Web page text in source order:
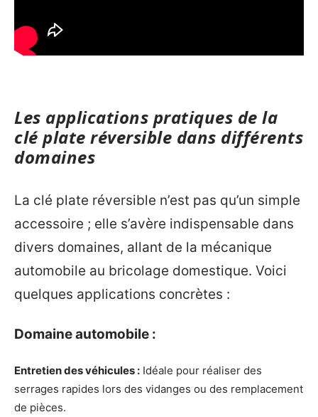
Les applications pratiques de la
clé plate réversible dans différents
domaines
La clé plate réversible n’est pas qu’un simple
accessoire ; elle s’avère indispensable dans
divers domaines, allant de la mécanique
automobile au bricolage domestique. Voici
quelques applications concrètes :
Domaine automobile :
Entretien des véhicules : Idéale pour réaliser des
serrages rapides lors des vidanges ou des remplacement
de pièces.